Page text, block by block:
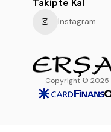
Takipte Kal
Instagram
Copyright © 2025